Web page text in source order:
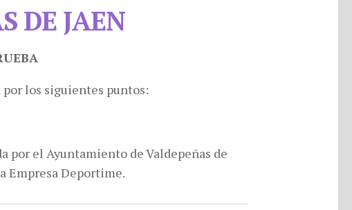
DE JAEN
por los siguientes puntos:
por el Ayuntamiento de Valdepeñas de
Empresa Deportime.